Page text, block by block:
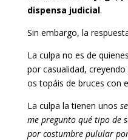
dispensa judicial.
Sin embargo, la
La culpa no es de
por casualidad,
os topáis de bruces con
La culpa la tienen unos
me pregunto qué tipo de
por costumbre pulular